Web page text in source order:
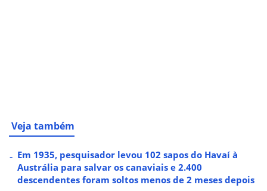
Veja também
Em 1935, pesquisador levou 102 sapos do Havaí à
Austrália para salvar os canaviais e 2.400
descendentes foram soltos menos de 2 meses depois